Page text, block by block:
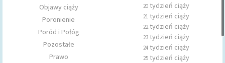
Objawy ciąży
Poronienie
Poród i Połóg
Pozostałe
Prawo
20 tydzień ciąży
21 tydzień ciąży
22tydzień ciąży
23 tydzień ciąży
24 tydzień ciąży
25 tydzień ciąży